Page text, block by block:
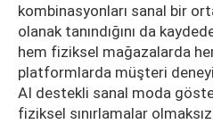
kombinasyonları sanal bir
olanak tanındığını da
hem fiziksel mağazalarda
platformlarda müşteri
AI destekli sanal moda
fiziksel sınırlamalar